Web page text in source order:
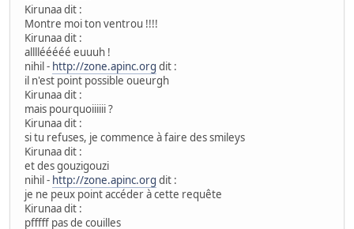
Kirunaa dit :
Montre moi ton ventrou !!!!
Kirunaa dit :
allllééééé euuuh !
nihil - http://zone.apinc.org dit :
il n'est point possible oueurgh
Kirunaa dit :
mais pourquoiiiiii ?
Kirunaa dit :
si tu refuses, je commence à faire des smileys
Kirunaa dit :
et des gouzigouzi
nihil - http://zone.apinc.org dit :
je ne peux point accéder à cette requête
Kirunaa dit :
pfffff pas de couilles